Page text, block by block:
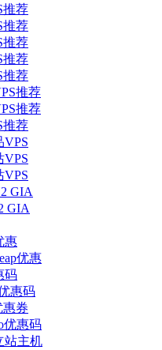
推荐
推荐
推荐
推荐
推荐
推荐
推荐
推荐
VPS
VPS
VPS
GIA
GIA
惠
优惠
码
惠码
惠券
优惠码
站主机